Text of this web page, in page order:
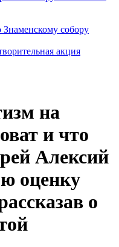
собору
акция
на
и что
Алексий
оценку
о